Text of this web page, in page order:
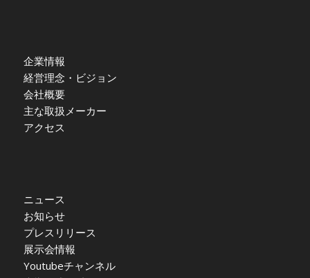
企業情報
経営理念・ビジョン
会社概要
主な取扱メーカー
アクセス
ニュース
お知らせ
プレスリリース
展示会情報
Youtubeチャンネル